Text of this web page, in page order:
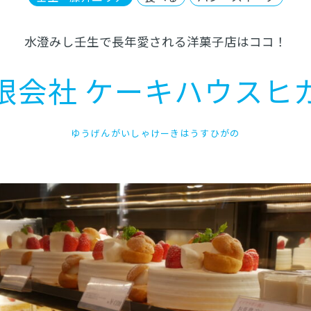
水澄みし壬生で長年愛される洋菓子店はココ！
会社 ケーキハウスヒ
ゆうげんがいしゃけーきはうすひがの